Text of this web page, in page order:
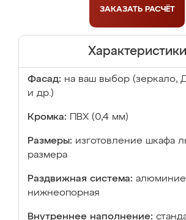
ЗАКАЗАТЬ РАСЧЁТ
Характеристики
Фасад: на ваш выбор (зеркало,
и др.)
Кромка: ПВХ (0,4 мм)
Размеры: изготовление шкафа
размера
Раздвижная система:
нижнеопорная
Внутреннее наполнение: